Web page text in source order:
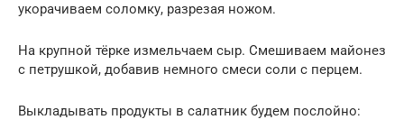
укорачиваем соломку, разрезая ножом.
На крупной тёрке измельчаем сыр. Смешиваем майонез
с петрушкой, добавив немного смеси соли с перцем.
Выкладывать продукты в салатник будем послойно: